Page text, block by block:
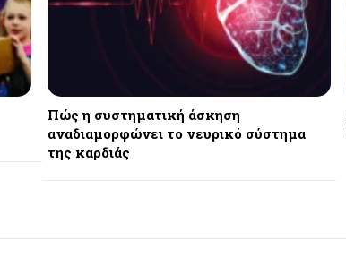
Πώς η συστηματική άσκηση
αναδιαμορφώνει το νευρικό σύστημα
της καρδιάς